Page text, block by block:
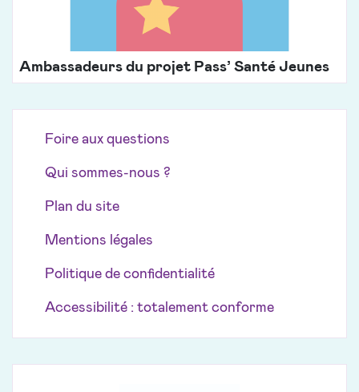
Ambassadeurs du projet Pass’ Santé Jeunes
Foire aux questions
Qui sommes-nous ?
Plan du site
Mentions légales
Politique de confidentialité
Accessibilité : totalement conforme